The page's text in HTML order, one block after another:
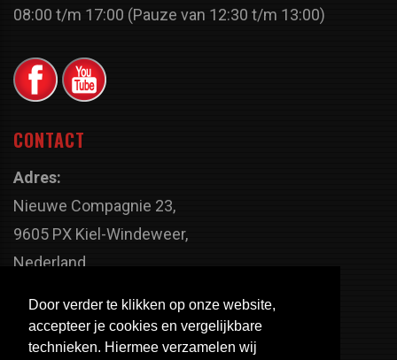
Door verder te klikken op onze website,
accepteer je cookies en vergelijkbare
technieken. Hiermee verzamelen wij
08:00 t/m 17:00 (Pauze van 12:30 t/m 13:00)
CONTACT
Adres:
Nieuwe Compagnie 23,
9605 PX Kiel-Windeweer,
Nederland
+31 598 - 320 402
Telefoonnummer: